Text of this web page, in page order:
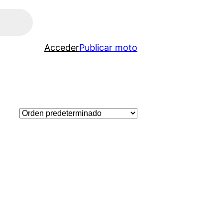
AccederPublicar moto